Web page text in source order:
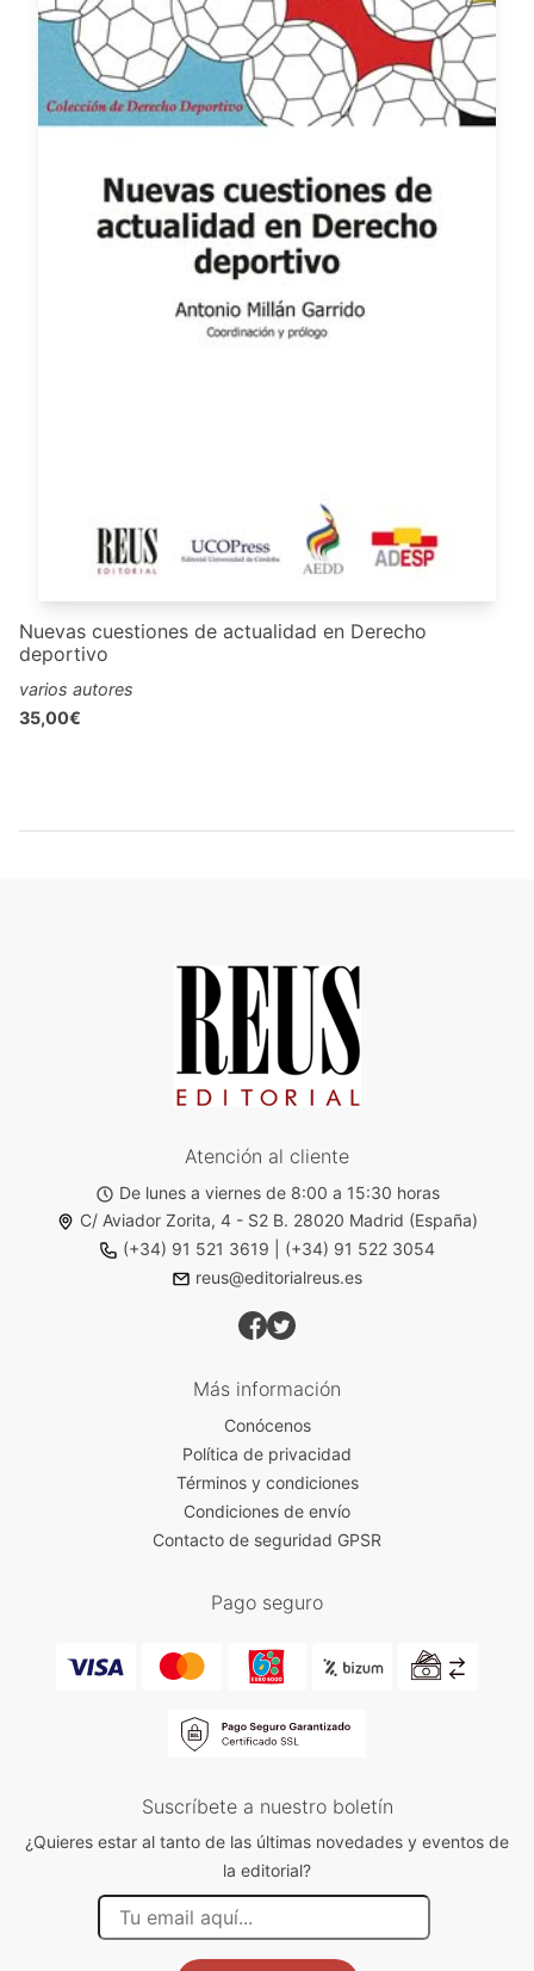
Nuevas cuestiones de actualidad en Derecho
deportivo
varios autores
35,00€
Atención al cliente
De lunes a viernes de 8:00 a 15:30 horas
C/ Aviador Zorita, 4 - S2 B. 28020 Madrid (España)
(+34) 91 521 3619
(+34) 91 522 3054
reus@editorialreus.es
Más información
Conócenos
Política de privacidad
Términos y condiciones
Condiciones de envío
Contacto de seguridad GPSR
Pago seguro
Suscríbete a nuestro boletín
¿Quieres estar al tanto de las últimas novedades y eventos de
la editorial?